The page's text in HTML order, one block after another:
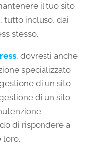
il tuo sito
, tutto incluso, dai
stesso.
, dovresti anche
specializzato
di un sito
di un sito
di rispondere a
loro..